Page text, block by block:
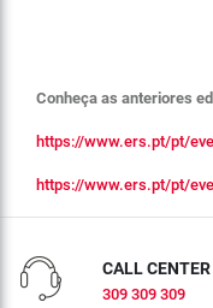
Conheça as anteriores
https://www.ers.pt/pt/
https://www.ers.pt/pt/
CALL CENTER
309 309 309